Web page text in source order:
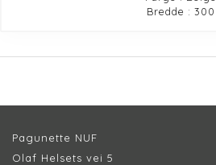
Bredde : 300
Pagunette NUF
Olaf Helsets vei 5